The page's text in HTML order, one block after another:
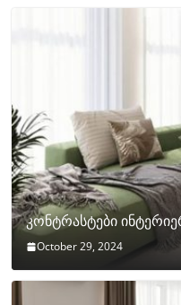
კონტრასტები
October 29, 2024